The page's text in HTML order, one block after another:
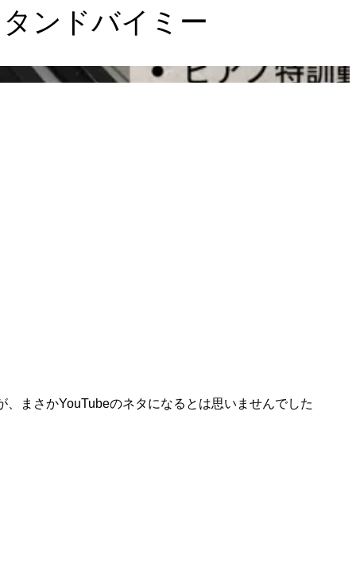
ンドバイミー
まさかYouTubeのネタになるとは思いませんでした